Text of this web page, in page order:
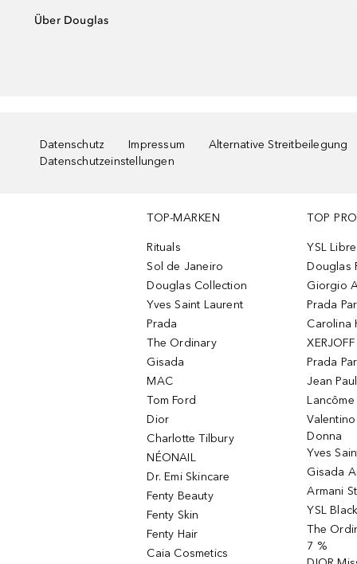
Über Douglas
Datenschutz Impressum
Alternative Streitbeilegung
Datenschutzeinstellungen
TOP-MARKEN
Rituals
Sol de Janeiro
Douglas Collection
Yves Saint Laurent
Prada
The Ordinary
Gisada
MAC
Tom Ford
Dior
Charlotte Tilbury
NÉONAIL
Dr. Emi Skincare
Fenty Beauty
Fenty Skin
Fenty Hair
Caia Cosmetics
TOP
YSL Libre
Douglas
Giorgio
Prada
Carolina
Prada
Jean
Donna
Yves
Gisada
Armani
YSL
The
7 %